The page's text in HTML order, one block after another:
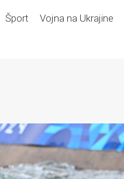
Šport Vojna na Ukrajine